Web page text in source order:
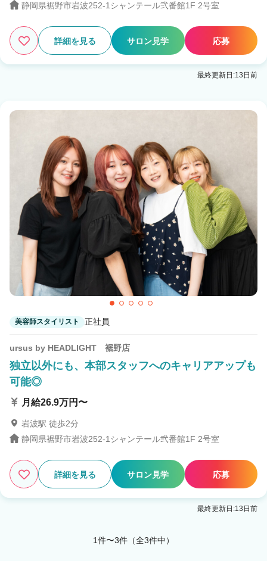
静岡県裾野市岩波252-1シャンテール弐番館1F 2号室
詳細を見る サロン見学 応募
最終更新日:13日前
美容師スタイリスト 正社員
ursus by HEADLIGHT 裾野店
独立以外にも、本部スタッフへのキャリアアップも
可能◎
月給26.9万円〜
岩波駅 徒歩2分
静岡県裾野市岩波252-1シャンテール弐番館1F 2号室
詳細を見る サロン見学 応募
最終更新日:13日前
1件〜3件（全3件中）